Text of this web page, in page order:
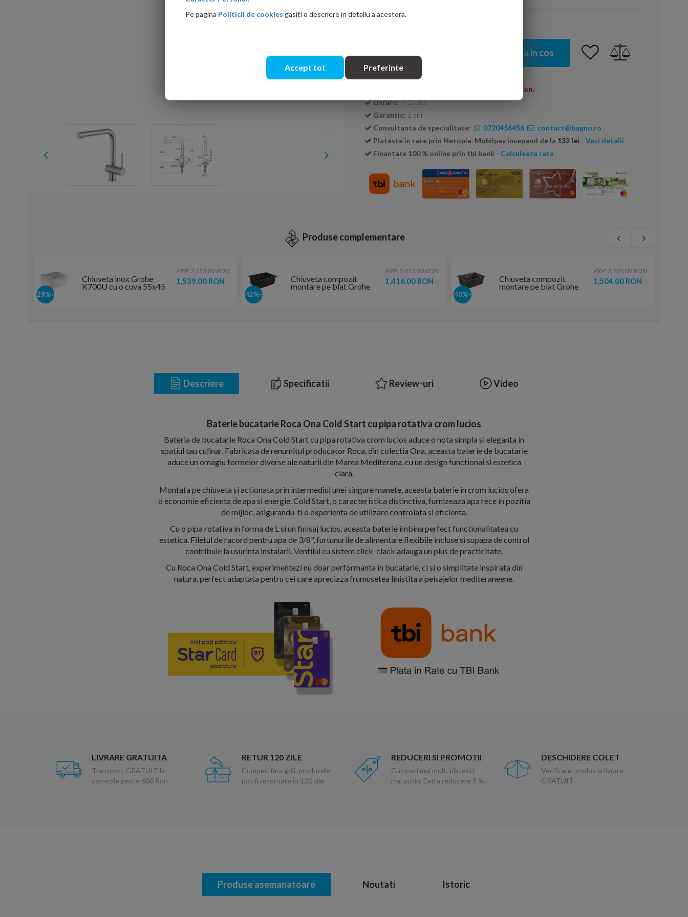
Adauga in cos
Transport GRATUIT la comenzi peste 600 Ron.
Livrare:7-15 zile
Garantie: 2 ani
Consultanta de specialitate:
0720456456
contact@bagno.ro
Plateste in rate prin Netopia-Mobilpay incepand de la 132 lei - Vezi detalii
Finantare 100 % online prin tbi bank - Calculeaza rata
Produse complementare
-40%
Chiuveta compozit
montare pe blat Grohe
K700 61x46 cm granit
PRP: 2,505.00 RON
1,504.00 RON
-42%
Chiuveta compozit
montare pe blat Grohe
K700 61x46 cm negru
PRP: 2,413.00 RON
1,416.00 RON
-29%
Chiuveta inox Grohe
K700U cu o cuva 55x45
PRP: 2,153.00 RON
1,539.00 RON
Descriere Specificatii Review-uri Video
Baterie bucatarie Roca Ona Cold Start cu pipa rotativa crom lucios
Bateria de bucatarie Roca Ona Cold Start cu pipa rotativa crom lucios aduce o nota simpla si eleganta in
spatiul tau culinar. Fabricata de renumitul producator Roca, din colectia Ona, aceasta baterie de bucatarie
aduce un omagiu formelor diverse ale naturii din Marea Mediterana, cu un design functional si estetica
clara.
Montata pe chiuveta si actionata prin intermediul unei singure manete, aceasta baterie in crom lucios ofera
o economie eficienta de apa si energie. Cold Start, o caracteristica distinctiva, furnizeaza apa rece in pozitia
de mijloc, asigurandu-ti o experienta de utilizare controlata si eficienta.
Cu o pipa rotativa in forma de L si un finisaj lucios, aceasta baterie imbina perfect functionalitatea cu
estetica. Filetul de racord pentru apa de 3/8", furtunurile de alimentare flexibile incluse si supapa de control
contribuie la usurinta instalarii. Ventilul cu sistem click-clack adauga un plus de practicitate.
Cu Roca Ona Cold Start, experimentezi nu doar performanta in bucatarie, ci si o simplitate inspirata din
natura, perfect adaptata pentru cei care apreciaza frumusetea linistita a peisajelor mediteraneene.
LIVRARE GRATUITA
Transport GRATUIT la
comezile peste 600 Ron
RETUR 120 ZILE
Cumperi fara griji, produsele
pot fi returnate in 120 zile
REDUCERI SI PROMOTII
Cumperi mai mult, platesti
mai putin. Extra reducere 5 %
DESCHIDERE COLET
Verificare produs la livrare
GRATUIT
Produse asemanatoare Noutati Istoric
Pe pagina Politicii de cookies gasiti o descriere in detaliu a acestora.
Accept tot Preferinte